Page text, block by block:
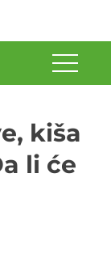
kiša
li će